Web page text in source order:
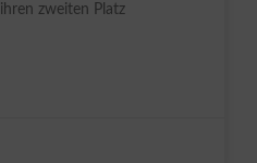
zweiten Platz